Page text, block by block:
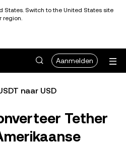
States. Switch to the United States site
region.
Aanmelden
naar USD
Tether